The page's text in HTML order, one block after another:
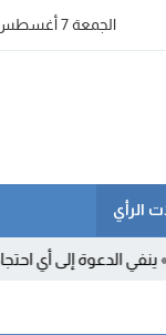
الجمعة 7 أغسطس 2026 - 13:28 مساءً
الرأي